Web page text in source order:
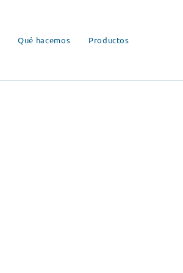
Qué hacemos Productos